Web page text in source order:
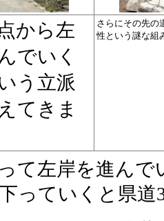
から左
でいく
う立派
てきま
さらにその先の
性という謎な組
て左岸を進ん
っていくと県道